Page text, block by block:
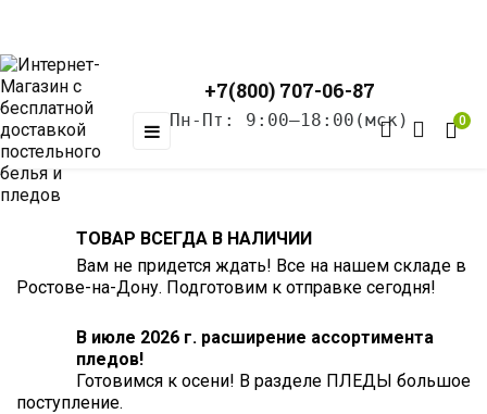
Toggle
☰
+7(800) 707-06-87
Пн-Пт: 9:00–18:00(мск) 0
ТОВАР ВСЕГДА В НАЛИЧИИ
Вам не придется ждать! Все на нашем складе в
Ростове-на-Дону. Подготовим к отправке сегодня!
В июле 2026 г. расширение ассортимента
пледов!
Готовимся к осени! В разделе ПЛЕДЫ большое
поступление.